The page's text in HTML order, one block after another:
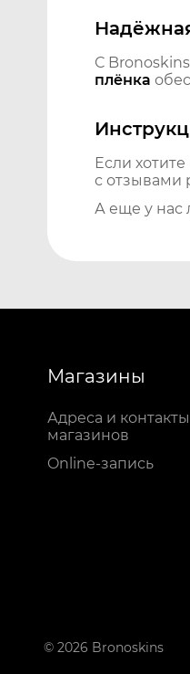
С
плёнка
Если
с отзывами
А еще у нас
Магазины
Адреса и контакты
магазинов
Online-запись
© 2026 Bronoskins